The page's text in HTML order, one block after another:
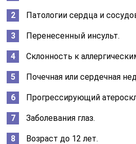
Патологии сердца и
Перенесенный инсульт.
Склонность к
Почечная или сердечная
Прогрессирующий
Заболевания глаз.
Возраст до 12 лет.